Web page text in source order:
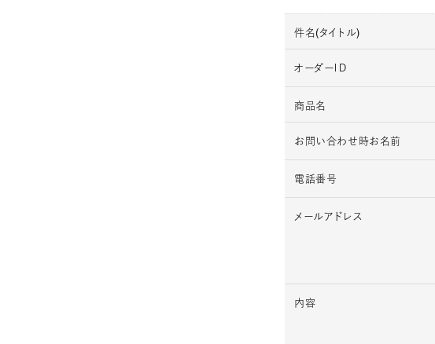
件名(タイトル)
オーダーＩＤ
商品名
お問い合わせ時お名前
電話番号
メールアドレス
内容